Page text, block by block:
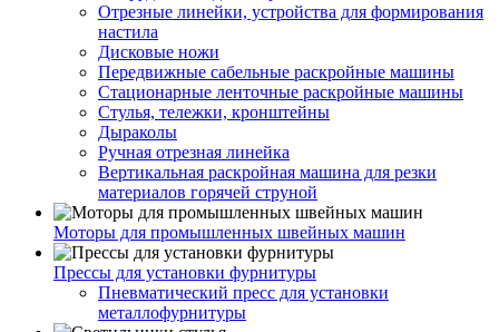
Отрезные линейки, устройства для формирования
настила
Дисковые ножи
Передвижные сабельные раскройные машины
Стационарные ленточные раскройные машины
Стулья, тележки, кронштейны
Дыраколы
Ручная отрезная линейка
Вертикальная раскройная машина для резки
материалов горячей струной
Моторы для промышленных швейных машин
Прессы для установки фурнитуры
Пневматический пресс для установки
металлофурнитуры